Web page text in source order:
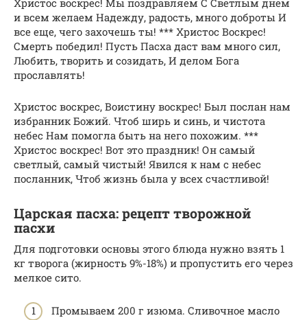
и всем желаем Надежду, радость, много доброты И
все еще, чего захочешь ты! *** Христос Воскрес!
Смерть победил! Пусть Пасха даст вам много сил,
Любить, творить и созидать, И делом Бога
прославлять!
Христос воскрес, Воистину воскрес! Был послан нам
избранник Божий. Чтоб ширь и синь, и чистота
небес Нам помогла быть на него похожим. ***
Христос воскрес! Вот это праздник! Он самый
светлый, самый чистый! Явился к нам с небес
посланник, Чтоб жизнь была у всех счастливой!
Царская пасха: рецепт творожной
пасхи
Для подготовки основы этого блюда нужно взять 1
кг творога (жирность 9%-18%) и пропустить его через
мелкое сито.
Промываем 200 г изюма. Сливочное масло